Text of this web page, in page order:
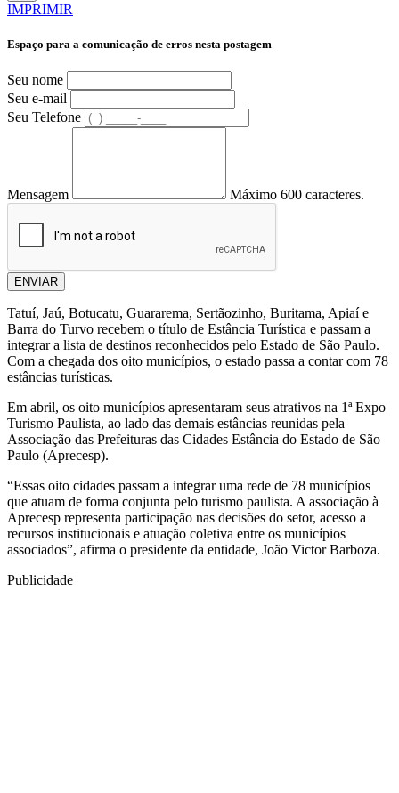
IMPRIMIR
Espaço para a comunicação de erros nesta postagem
Seu nome
Seu e-mail
Seu Telefone
Mensagem Máximo 600 caracteres.
ENVIAR
Tatuí, Jaú, Botucatu, Guararema, Sertãozinho, Buritama, Apiaí e
Barra do Turvo recebem o título de Estância Turística e passam a
integrar a lista de destinos reconhecidos pelo Estado de São Paulo.
Com a chegada dos oito municípios, o estado passa a contar com 78
estâncias turísticas.
Em abril, os oito municípios apresentaram seus atrativos na 1ª Expo
Turismo Paulista, ao lado das demais estâncias reunidas pela
Associação das Prefeituras das Cidades Estância do Estado de São
Paulo (Aprecesp).
“Essas oito cidades passam a integrar uma rede de 78 municípios
que atuam de forma conjunta pelo turismo paulista. A associação à
Aprecesp representa participação nas decisões do setor, acesso a
recursos institucionais e atuação coletiva entre os municípios
associados”, afirma o presidente da entidade, João Victor Barboza.
Publicidade